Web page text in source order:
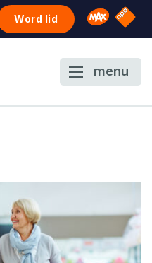
Word lid Omroep
NPO
menu